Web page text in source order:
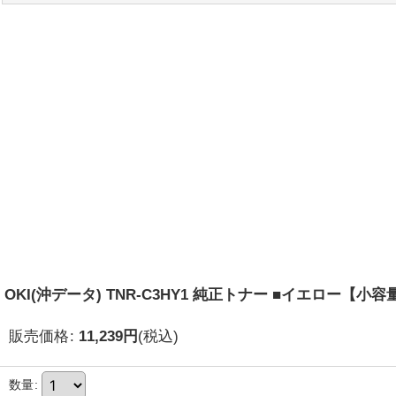
OKI(沖データ) TNR-C3HY1 純正トナー ■イエロー【小容
販売価格: 11,239円 (税込)
数量: